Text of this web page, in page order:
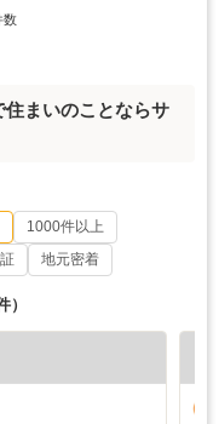
数
まいのことならサ
1000件以上
地元密着
）